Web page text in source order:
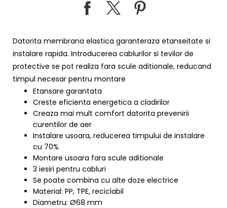
Datorita membrana elastica garanteraza etanseitate si
instalare rapida. Introducerea cablurilor si tevilor de
protective se pot realiza fara scule aditionale, reducand
timpul necesar pentru montare
Etansare garantata
Creste eficienta energetica a cladirilor
Creaza mai mult comfort datorita prevenirii
curentilor de aer
Instalare usoara, reducerea timpului de instalare
cu 70%
Montare usoara fara scule aditionale
3 iesiri pentru cabluri
Se poate combina cu alte doze electrice
Material: PP, TPE, reciclabil
Diametru: Ø68 mm